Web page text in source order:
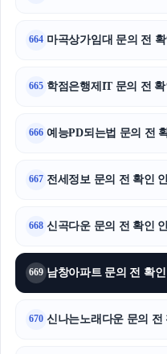
664 마곡상가임대 문의 전
665 학점은행제IT 문의 전 확
666 예능PD되는법 문의 전
667 전세정보 문의 전 확인
668 신곡다운 문의 전 확인
669 남창아파트 문의 전 확인
670 신나는노래다운 문의 전